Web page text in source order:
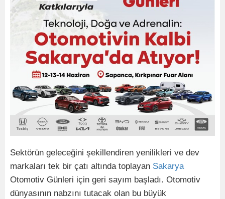
Sektörün geleceğini şekillendiren yenilikleri ve dev
markaları tek bir çatı altında toplayan Sakarya
Otomotiv Günleri için geri sayım başladı. Otomotiv
dünyasının nabzını tutacak olan bu büyük